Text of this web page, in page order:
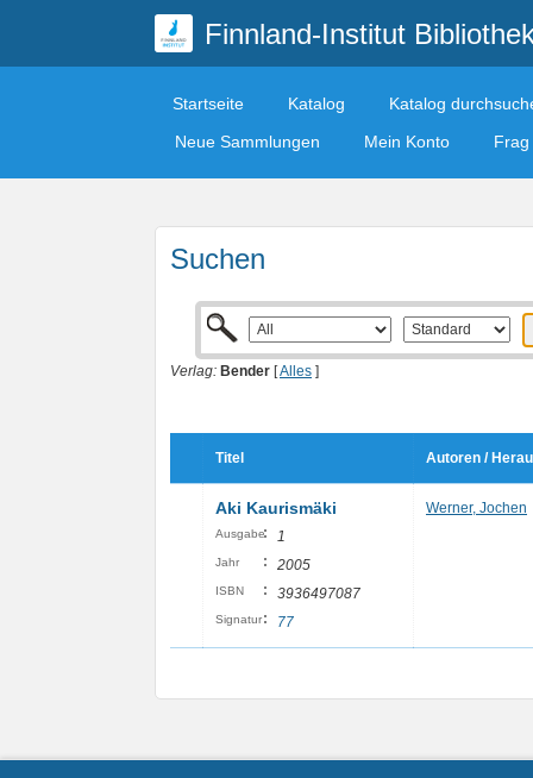
Finnland-Institut
Startseite Katalog
Katalog
Neue Sammlungen
Mein Konto
Suchen
Verlag: Bender [Alles ]
Titel Autoren /
Aki Kaurismäki
Ausgabe: 1
Jahr : 2005
ISBN : 3936497087
Signatur: 77
Werner, Jochen